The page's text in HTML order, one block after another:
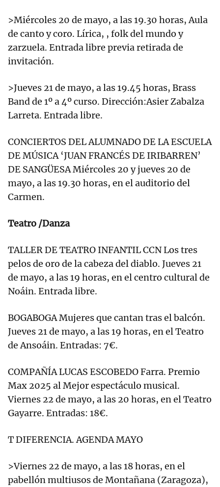
>Miércoles 20 de mayo, a las 19.30 horas, Aula
de canto y coro. Lírica, , folk del mundo y
zarzuela. Entrada libre previa retirada de
invitación.
>Jueves 21 de mayo, a las 19.45 horas, Brass
Band de 1º a 4º curso. Dirección:Asier Zabalza
Larreta. Entrada libre.
CONCIERTOS DEL ALUMNADO DE LA ESCUELA
DE MÚSICA ‘JUAN FRANCÉS DE IRIBARREN’
DE SANGÜESA Miércoles 20 y jueves 20 de
mayo, a las 19.30 horas, en el auditorio del
Carmen.
Teatro /Danza
TALLER DE TEATRO INFANTIL CCN Los tres
pelos de oro de la cabeza del diablo. Jueves 21
de mayo, a las 19 horas, en el centro cultural de
Noáin. Entrada libre.
BOGABOGA Mujeres que cantan tras el balcón.
Jueves 21 de mayo, a las 19 horas, en el Teatro
de Ansoáin. Entradas: 7€.
COMPAÑÍA LUCAS ESCOBEDO Farra. Premio
Max 2025 al Mejor espectáculo musical.
Viernes 22 de mayo, a las 20 horas, en el Teatro
Gayarre. Entradas: 18€.
T DIFERENCIA. AGENDA MAYO
>Viernes 22 de mayo, a las 18 horas, en el
pabellón multiusos de Montañana (Zaragoza),